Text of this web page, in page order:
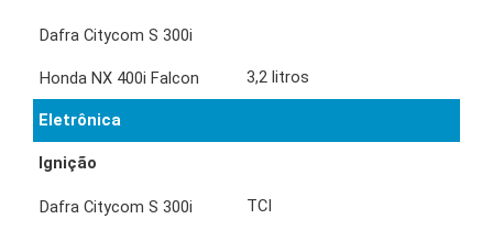
3,2 litros
Eletrônica
Ignição
TCI